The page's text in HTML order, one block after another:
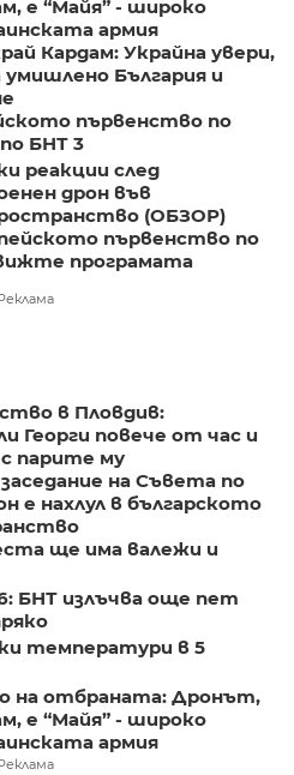
е “Майя” - широко
армия
Кардам: Украйна увери,
умишлено България и
първенство по
БНТ 3
реакции след
дрон във
(ОБЗОР)
първенство по
програмата
в Пловдив:
Георги повече от час и
парите му
на Съвета по
е нахлул в българското
ще има валежи и
БНТ излъчва още пет
температури в 5
на отбраната: Дронът,
е “Майя” - широко
армия